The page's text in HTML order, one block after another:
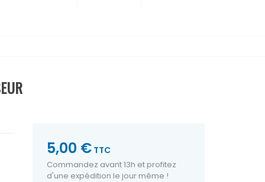
5,00 € TTC
Commandez avant 13h et profitez
d'une expédition le jour même !